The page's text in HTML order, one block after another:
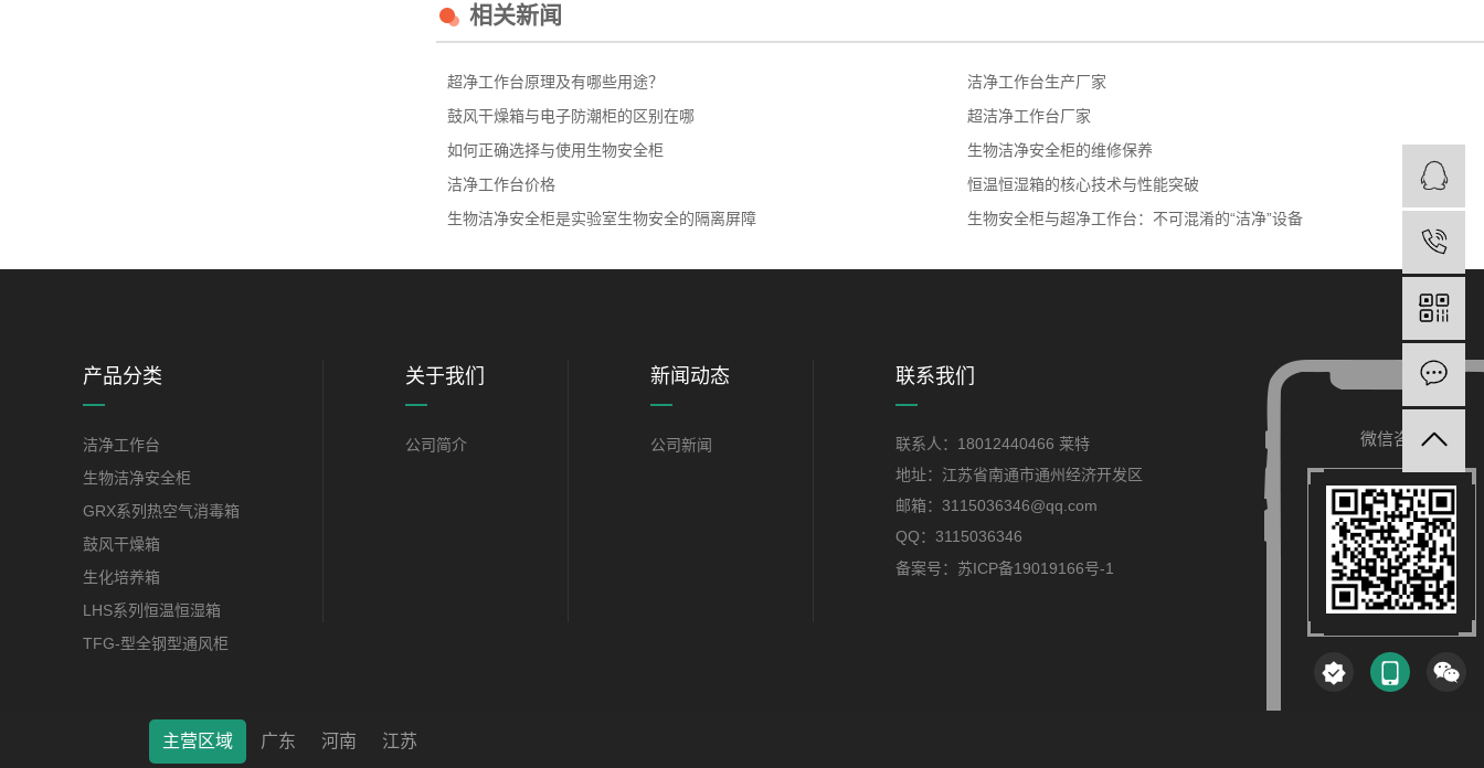
相关新闻
超净工作台原理及有哪些用途？
洁净工作台生产厂家
鼓风干燥箱与电子防潮柜的区别在哪
超洁净工作台厂家
如何正确选择与使用生物安全柜
生物洁净安全柜的维修保养
洁净工作台价格
恒温恒湿箱的核心技术与性能突破
生物洁净安全柜是实验室生物安全的隔离屏障
生物安全柜与超净工作台：不可混淆的“洁净”设备
在
产品分类
洁净工作台
生物洁净安全柜
GRX系列热空气消毒箱
鼓风干燥箱
生化培养箱
LHS系列恒温恒湿箱
TFG-型全钢型通风柜
关于我们
公司简介
新闻动态
公司新闻
联系我们
联系人：18012440466 莱特
地址：江苏省南通市通州经济开发区
邮箱：3115036346@qq.com
QQ：3115036346
备案号：苏ICP备19019166号-1
莱特（南通）科学仪器有限公司 © 2022 版权所有 备案号：
微信咨询
在
主营区域 广东 河南 江苏